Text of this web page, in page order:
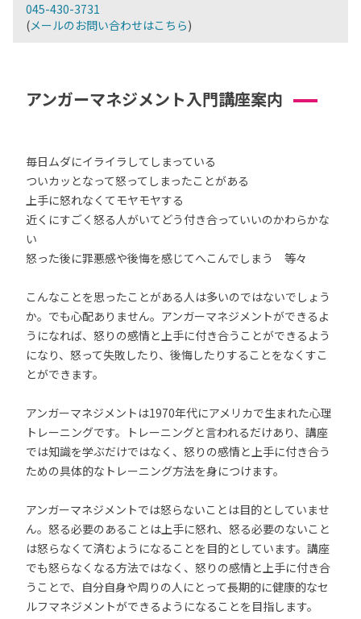
045-430-3731
(メールのお問い合わせはこちら)
アンガーマネジメント入門講座案内
毎日ムダにイライラしてしまっている
ついカッとなって怒ってしまったことがある
上手に怒れなくてモヤモヤする
近くにすごく怒る人がいてどう付き合っていいのかわらかな
い
怒った後に罪悪感や後悔を感じてへこんでしまう 等々
こんなことを思ったことがある人は多いのではないでしょう
か。でも心配ありません。アンガーマネジメントができるよ
うになれば、怒りの感情と上手に付き合うことができるよう
になり、怒って失敗したり、後悔したりすることをなくすこ
とができます。
アンガーマネジメントは1970年代にアメリカで生まれた心理
トレーニングです。トレーニングと言われるだけあり、講座
では知識を学ぶだけではなく、怒りの感情と上手に付き合う
ための具体的なトレーニング方法を身につけます。
アンガーマネジメントでは怒らないことは目的としていませ
ん。怒る必要のあることは上手に怒れ、怒る必要のないこと
は怒らなくて済むようになることを目的としています。講座
でも怒らなくなる方法ではなく、怒りの感情と上手に付き合
うことで、自分自身や周りの人にとって長期的に健康的なセ
ルフマネジメントができるようになることを目指します。